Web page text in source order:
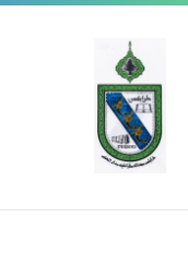
Skip
content
Skip
navigation
Skip